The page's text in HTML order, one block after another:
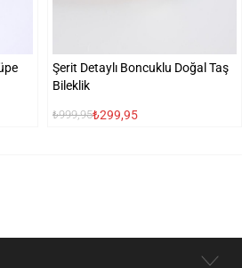
Şerit Detaylı Boncuklu Doğal Taş
Bileklik
₺999,95₺299,95